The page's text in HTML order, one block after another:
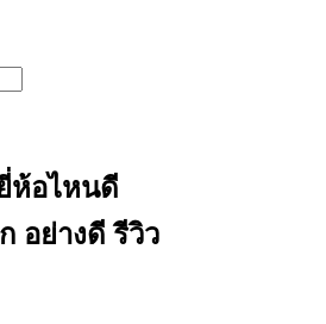
ห้อไหนดี
อย่างดี รีวิว